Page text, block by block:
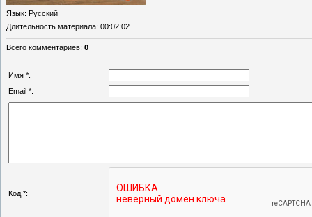
Язык: Русский
Длительность материала: 00:02:02
Всего комментариев: 0
Имя *:
Email *:
Код *: